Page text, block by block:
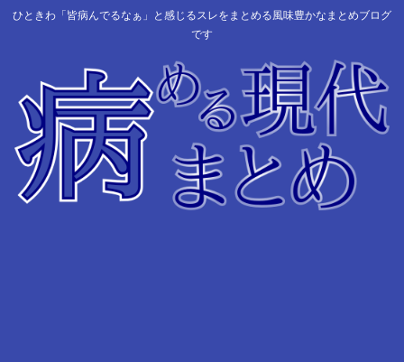
ひときわ「皆病んでるなぁ」と感じるスレをまとめる風味豊かなまとめブログ
です